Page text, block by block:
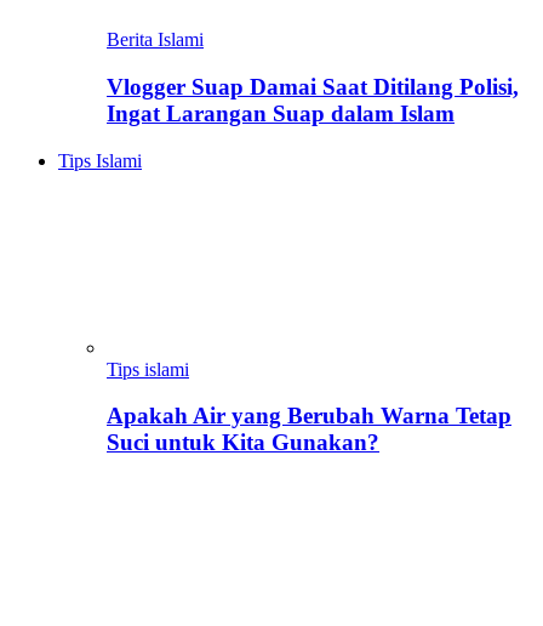
Berita Islami
Vlogger Suap Damai Saat Ditilang Polisi,
Ingat Larangan Suap dalam Islam
Tips Islami
Tips islami
Apakah Air yang Berubah Warna Tetap
Suci untuk Kita Gunakan?